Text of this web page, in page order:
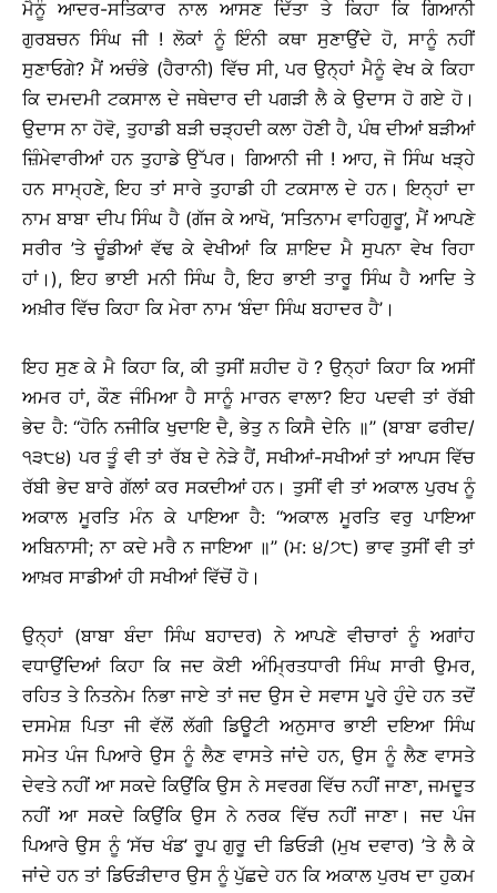
ਮੈਨੂੰ ਆਦਰ-ਸਤਿਕਾਰ ਨਾਲ ਆਸਣ ਦਿੱਤਾ ਤੇ ਕਿਹਾ ਕਿ ਗਿਆਨੀ
ਗੁਰਬਚਨ ਸਿੰਘ ਜੀ ! ਲੋਕਾਂ ਨੂੰ ਇੰਨੀ ਕਥਾ ਸੁਣਾਉਂਦੇ ਹੋ, ਸਾਨੂੰ ਨਹੀਂ
ਸੁਣਾਓਗੇ? ਮੈਂ ਅਚੰਭੇ (ਹੈਰਾਨੀ) ਵਿੱਚ ਸੀ, ਪਰ ਉਨ੍ਹਾਂ ਮੈਨੂੰ ਵੇਖ ਕੇ ਕਿਹਾ
ਕਿ ਦਮਦਮੀ ਟਕਸਾਲ ਦੇ ਜਥੇਦਾਰ ਦੀ ਪਗੜੀ ਲੈ ਕੇ ਉਦਾਸ ਹੋ ਗਏ ਹੋ।
ਉਦਾਸ ਨਾ ਹੋਵੋ, ਤੁਹਾਡੀ ਬੜੀ ਚੜ੍ਹਦੀ ਕਲਾ ਹੋਣੀ ਹੈ, ਪੰਥ ਦੀਆਂ ਬੜੀਆਂ
ਜ਼ਿੰਮੇਵਾਰੀਆਂ ਹਨ ਤੁਹਾਡੇ ਉੱਪਰ। ਗਿਆਨੀ ਜੀ ! ਆਹ, ਜੋ ਸਿੰਘ ਖੜ੍ਹੇ
ਹਨ ਸਾਮ੍ਹਣੇ, ਇਹ ਤਾਂ ਸਾਰੇ ਤੁਹਾਡੀ ਹੀ ਟਕਸਾਲ ਦੇ ਹਨ। ਇਨ੍ਹਾਂ ਦਾ
ਨਾਮ ਬਾਬਾ ਦੀਪ ਸਿੰਘ ਹੈ (ਗੱਜ ਕੇ ਆਖੋ, ‘ਸਤਿਨਾਮ ਵਾਹਿਗੁਰੂ’, ਮੈਂ ਆਪਣੇ
ਸਰੀਰ ’ਤੇ ਚੂੰਡੀਆਂ ਵੱਢ ਕੇ ਵੇਖੀਆਂ ਕਿ ਸ਼ਾਇਦ ਮੈ ਸੁਪਨਾ ਵੇਖ ਰਿਹਾ
ਹਾਂ।), ਇਹ ਭਾਈ ਮਨੀ ਸਿੰਘ ਹੈ, ਇਹ ਭਾਈ ਤਾਰੂ ਸਿੰਘ ਹੈ ਆਦਿ ਤੇ
ਅਖ਼ੀਰ ਵਿੱਚ ਕਿਹਾ ਕਿ ਮੇਰਾ ਨਾਮ ‘ਬੰਦਾ ਸਿੰਘ ਬਹਾਦਰ ਹੈ’।
ਇਹ ਸੁਣ ਕੇ ਮੈ ਕਿਹਾ ਕਿ, ਕੀ ਤੁਸੀਂ ਸ਼ਹੀਦ ਹੋ ? ਉਨ੍ਹਾਂ ਕਿਹਾ ਕਿ ਅਸੀਂ
ਅਮਰ ਹਾਂ, ਕੌਣ ਜੰਮਿਆ ਹੈ ਸਾਨੂੰ ਮਾਰਨ ਵਾਲਾ? ਇਹ ਪਦਵੀ ਤਾਂ ਰੱਬੀ
ਭੇਦ ਹੈ: ‘‘ਹੋਨਿ ਨਜੀਕਿ ਖੁਦਾਇ ਦੈ, ਭੇਤੁ ਨ ਕਿਸੈ ਦੇਨਿ ॥’’ (ਬਾਬਾ ਫਰੀਦ/
੧੩੮੪) ਪਰ ਤੂੰ ਵੀ ਤਾਂ ਰੱਬ ਦੇ ਨੇੜੇ ਹੈਂ, ਸਖੀਆਂ-ਸਖੀਆਂ ਤਾਂ ਆਪਸ ਵਿੱਚ
ਰੱਬੀ ਭੇਦ ਬਾਰੇ ਗੱਲਾਂ ਕਰ ਸਕਦੀਆਂ ਹਨ। ਤੁਸੀਂ ਵੀ ਤਾਂ ਅਕਾਲ ਪੁਰਖ ਨੂੰ
ਅਕਾਲ ਮੂਰਤਿ ਮੰਨ ਕੇ ਪਾਇਆ ਹੈ: ‘‘ਅਕਾਲ ਮੂਰਤਿ ਵਰੁ ਪਾਇਆ
ਅਬਿਨਾਸੀ; ਨਾ ਕਦੇ ਮਰੈ ਨ ਜਾਇਆ ॥’’ (ਮ: ੪/੭੮) ਭਾਵ ਤੁਸੀਂ ਵੀ ਤਾਂ
ਆਖ਼ਰ ਸਾਡੀਆਂ ਹੀ ਸਖੀਆਂ ਵਿੱਚੋਂ ਹੋ।
ਉਨ੍ਹਾਂ (ਬਾਬਾ ਬੰਦਾ ਸਿੰਘ ਬਹਾਦਰ) ਨੇ ਆਪਣੇ ਵੀਚਾਰਾਂ ਨੂੰ ਅਗਾਂਹ
ਵਧਾਉਂਦਿਆਂ ਕਿਹਾ ਕਿ ਜਦ ਕੋਈ ਅੰਮ੍ਰਿਤਧਾਰੀ ਸਿੰਘ ਸਾਰੀ ਉਮਰ,
ਰਹਿਤ ਤੇ ਨਿਤਨੇਮ ਨਿਭਾ ਜਾਏ ਤਾਂ ਜਦ ਉਸ ਦੇ ਸਵਾਸ ਪੂਰੇ ਹੁੰਦੇ ਹਨ ਤਦੋਂ
ਦਸਮੇਸ਼ ਪਿਤਾ ਜੀ ਵੱਲੋਂ ਲੱਗੀ ਡਿਊਟੀ ਅਨੁਸਾਰ ਭਾਈ ਦਇਆ ਸਿੰਘ
ਸਮੇਤ ਪੰਜ ਪਿਆਰੇ ਉਸ ਨੂੰ ਲੈਣ ਵਾਸਤੇ ਜਾਂਦੇ ਹਨ, ਉਸ ਨੂੰ ਲੈਣ ਵਾਸਤੇ
ਦੇਵਤੇ ਨਹੀਂ ਆ ਸਕਦੇ ਕਿਉਂਕਿ ਉਸ ਨੇ ਸਵਰਗ ਵਿੱਚ ਨਹੀਂ ਜਾਣਾ, ਜਮਦੂਤ
ਨਹੀਂ ਆ ਸਕਦੇ ਕਿਉਂਕਿ ਉਸ ਨੇ ਨਰਕ ਵਿੱਚ ਨਹੀਂ ਜਾਣਾ। ਜਦ ਪੰਜ
ਪਿਆਰੇ ਉਸ ਨੂੰ ‘ਸੱਚ ਖੰਡ’ ਰੂਪ ਗੁਰੂ ਦੀ ਡਿਓੜੀ (ਮੁਖ ਦਵਾਰ) ’ਤੇ ਲੈ ਕੇ
ਜਾਂਦੇ ਹਨ ਤਾਂ ਡਿਓੜੀਦਾਰ ਉਸ ਨੂੰ ਪੁੱਛਦੇ ਹਨ ਕਿ ਅਕਾਲ ਪੁਰਖ ਦਾ ਹੁਕਮ